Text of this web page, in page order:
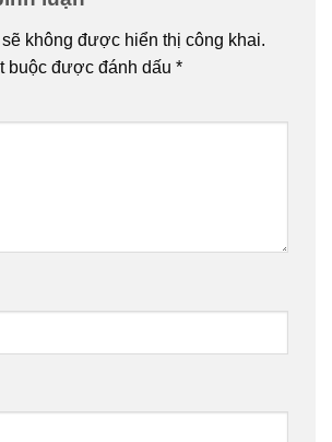
không được hiển thị công khai.
buộc được đánh dấu *